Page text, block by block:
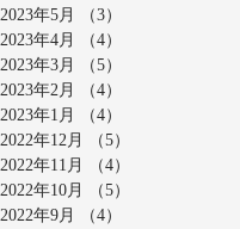
2023年5月
（3）
2023年4月
（4）
2023年3月
（5）
2023年2月
（4）
2023年1月
（4）
2022年12月
（5）
2022年11月
（4）
2022年10月
（5）
2022年9月
（4）